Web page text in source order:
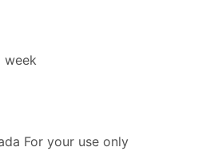
a week
For your use only